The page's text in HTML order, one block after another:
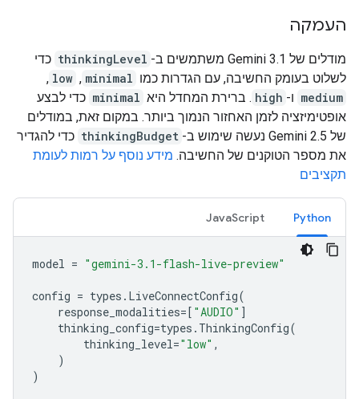
העמקה
מודלים של Gemini 3.1 משתמשים ב- thinkingLevel כדי
לשלוט בעומק החשיבה, עם הגדרות כמו minimal
,‏
low
,‏
medium ו- high . ברירת המחדל היא minimal כדי לבצע
אופטימיזציה לזמן האחזור הנמוך ביותר. במקום זאת, במודלים
של Gemini 2.5 נעשה שימוש ב-
thinkingBudget כדי להגדיר
את מספר הטוקנים של החשיבה. מידע נוסף על רמות לעומת
תקציבים
Python
JavaScript
model = "gemini-3.1-flash-live-preview"
config = types . LiveConnectConfig(
response_modalities=[ "AUDIO" ]
thinking_config=types . ThinkingConfig(
thinking_level="low" ,
)
)